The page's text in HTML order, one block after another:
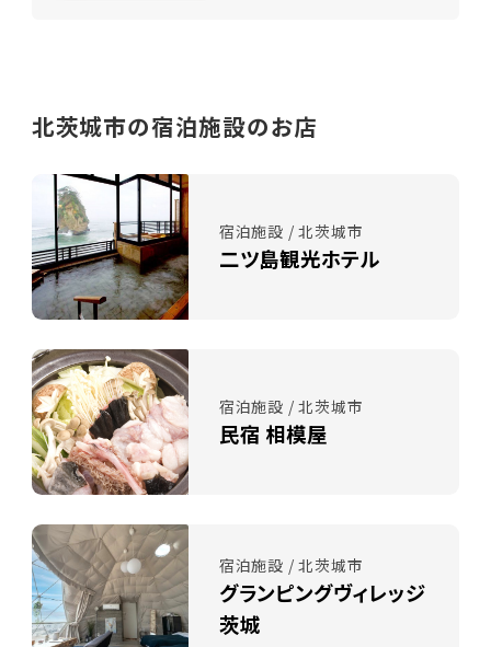
北茨城市の宿泊施設のお店
宿泊施設 / 北茨城市
二ツ島観光ホテル
宿泊施設 / 北茨城市
民宿 相模屋
宿泊施設 / 北茨城市
グランピングヴィレッジ
茨城